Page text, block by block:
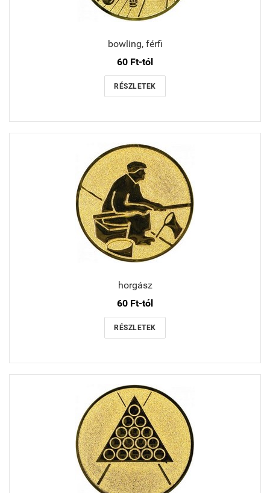
bowling, férfi
60 Ft-tól
RÉSZLETEK
horgász
60 Ft-tól
RÉSZLETEK